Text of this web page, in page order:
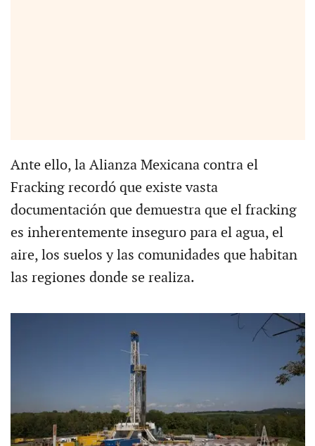
Ante ello, la Alianza Mexicana contra el
Fracking recordó que existe vasta
documentación que demuestra que el fracking
es inherentemente inseguro para el agua, el
aire, los suelos y las comunidades que habitan
las regiones donde se realiza.